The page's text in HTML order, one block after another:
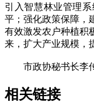
引入智慧林业管理
平；强化政策保障，
有效激发农户种植积
来，扩大产业规模，
市政协秘书长李
相关链接